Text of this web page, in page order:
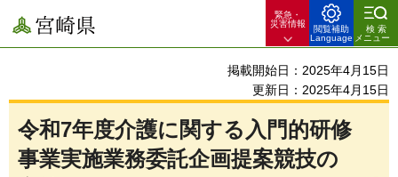
宮崎県
緊急・
災害情報
閲覧補助
Language
検索
メニュー
掲載開始日：2025年4月15日
更新日：2025年4月15日
令和7年度介護に関する入門的研修
事業実施業務委託企画提案競技の